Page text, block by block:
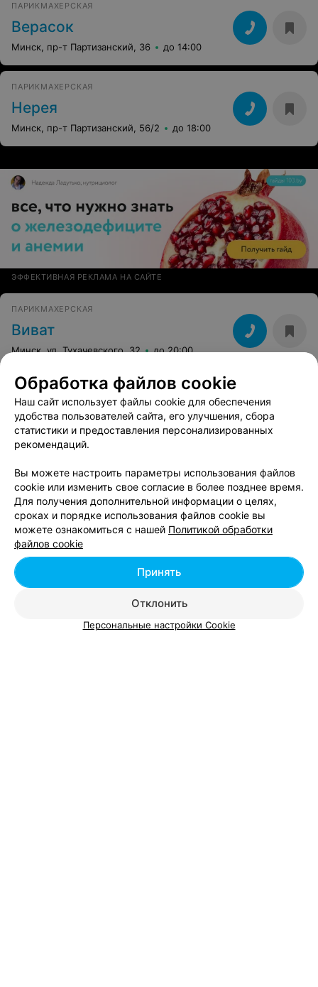
ПАРИКМАХЕРСКАЯ
Верасок
Минск, пр-т Партизанский, 36 до 14:00
ПАРИКМАХЕРСКАЯ
Нерея
Минск, пр-т Партизанский, 56/2 до 18:00
ЭФФЕКТИВНАЯ РЕКЛАМА НА САЙТЕ
ПАРИКМАХЕРСКАЯ
Виват
Минск, ул. Тухачевского, 32 до 20:00
Смотрите также
Окрашивание балаяж возле метро Партизанская
Мелирование волос возле метро Партизанская в
Минске
Стрижка волос возле метро Партизанская в
Обработка файлов cookie
Наш сайт использует файлы cookie для обеспечения
удобства пользователей сайта, его улучшения, сбора
статистики и предоставления персонализированных
рекомендаций.
Вы можете настроить параметры использования файлов
cookie или изменить свое согласие в более позднее время.
Для получения дополнительной информации о целях,
сроках и порядке использования файлов cookie вы
можете ознакомиться с нашей Политикой обработки
файлов cookie
Отклонить
Принять
Персональные настройки Cookie